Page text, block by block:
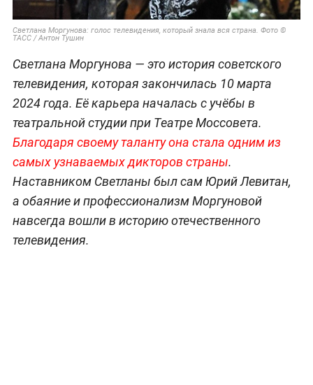
Светлана Моргунова: голос телевидения, который знала вся страна. Фото ©
ТАСС / Антон Тушин
Светлана Моргунова — это история советского
телевидения, которая закончилась 10 марта
2024 года. Её карьера началась с учёбы в
театральной студии при Театре Моссовета.
Благодаря своему таланту она стала одним из
самых узнаваемых дикторов страны.
Наставником Светланы был сам Юрий Левитан,
а обаяние и профессионализм Моргуновой
навсегда вошли в историю отечественного
телевидения.